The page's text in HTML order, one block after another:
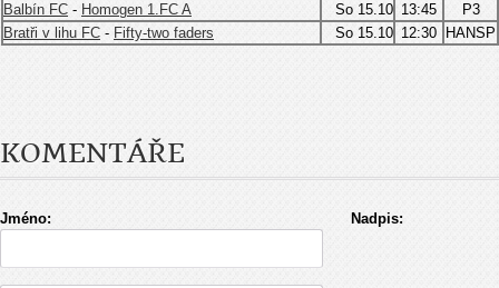
Balbín FC - Homogen 1.FC A So 15.10 13:45
P3
Bratři v lihu FC - Fifty-two faders So 15.10 12:30 HANSP
KOMENTÁŘE
Jméno: Nadpis: